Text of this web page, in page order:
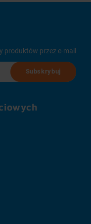
produktów przez e-mail
Subskrybuj